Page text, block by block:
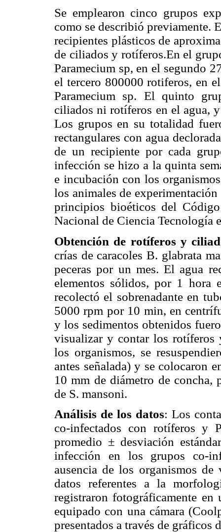
Se emplearon cinco grupos
como se describió previamente.
recipientes plásticos de
de ciliados y rotíferos.En el
Paramecium sp, en el segundo
el tercero 800000 rotiferos, en
Paramecium sp. El quinto
ciliados ni rotíferos en el agua,
Los grupos en su totalidad
rectangulares con agua
de un recipiente por cada
infección se hizo a la quinta
e incubación con los
los animales de
principios bioéticos del
Nacional de Ciencia Tecnología
Obtención de rotíferos y
crías de caracoles B. glabrata
peceras por un mes. El agua
elementos sólidos, por 1
recolectó el sobrenadante en
5000 rpm por 10 min, en
y los sedimentos obtenidos
visualizar y contar los rotíferos
los organismos, se
antes señalada) y se colocaron
10 mm de diámetro de concha,
de S. mansoni.
Análisis de los datos: Los
co-infectados con rotíferos y
promedio ± desviación
infección en los grupos co-
ausencia de los organismos
datos referentes a la
registraron fotográficamente
equipado con una cámara
presentados a través de gráficos